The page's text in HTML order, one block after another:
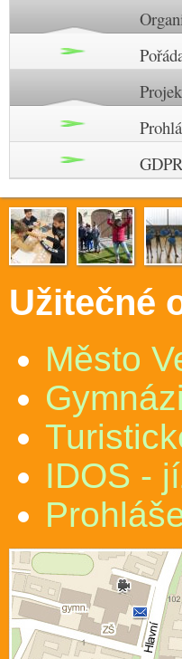
GDPR
Užitečné
Město
IDOS -